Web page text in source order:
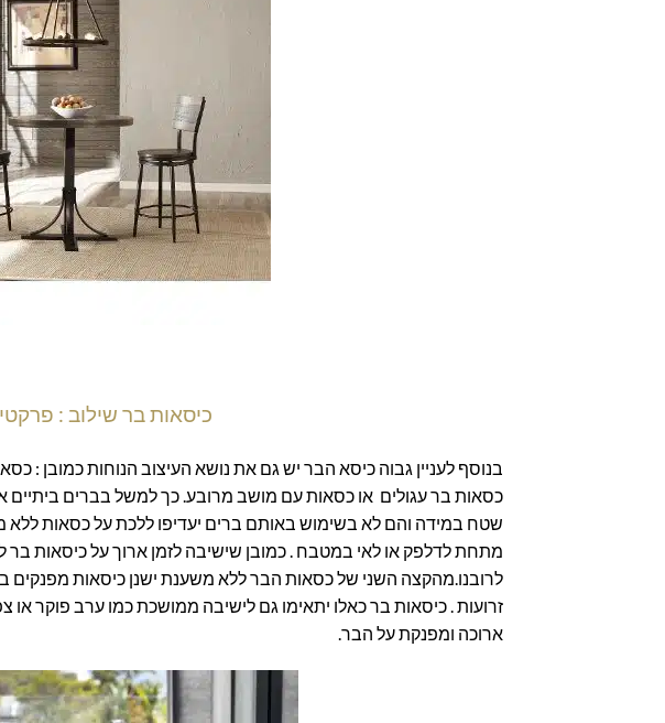
כיסאות בר שילוב : פרקטי
בנוסף לעניין גבוה כיסא הבר יש גם את נושא העיצוב הנוחות כמובן
כסאות בר עגולים או כסאות עם מושב מרובע. כך למשל בברים
שטח במידה והם לא בשימוש באותם ברים יעדיפו ללכת על כסאות ללא
מתחת לדלפק או לאי במטבח . כמובן שישיבה לזמן ארוך על כיסאות בר
לרובנו.מהקצה השני של כסאות הבר ללא משענת ישנן כיסאות מפנקים
זרועות . כיסאות בר כאלו יתאימו גם לישיבה ממושכת כמו ערב פוקר
ארוכה ומפנקת על הבר.